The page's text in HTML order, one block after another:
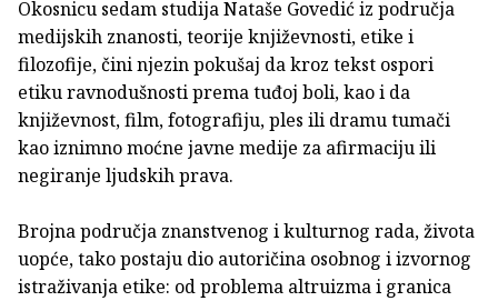
Okosnicu sedam studija Nataše Govedić iz područja
medijskih znanosti, teorije književnosti, etike i
filozofije, čini njezin pokušaj da kroz tekst ospori
etiku ravnodušnosti prema tuđoj boli, kao i da
književnost, film, fotografiju, ples ili dramu tumači
kao iznimno moćne javne medije za afirmaciju ili
negiranje ljudskih prava.
Brojna područja znanstvenog i kulturnog rada, života
uopće, tako postaju dio autoričina osobnog i izvornog
istraživanja etike: od problema altruizma i granica